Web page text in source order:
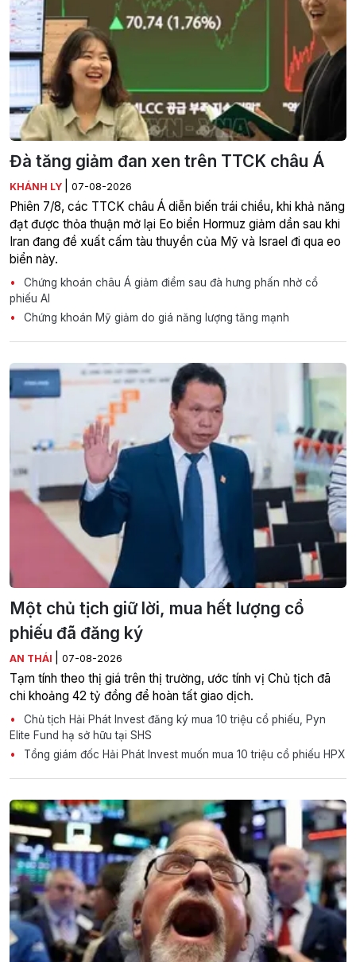
Đà tăng giảm đan xen trên TTCK châu Á
KHÁNH LY 07-08-2026
Phiên 7/8, các TTCK châu Á diễn biến trái chiều, khi khả năng
đạt được thỏa thuận mở lại Eo biển Hormuz giảm dần sau khi
Iran đang đề xuất cấm tàu thuyền của Mỹ và Israel đi qua eo
biển này.
Chứng khoán châu Á giảm điểm sau đà hưng phấn nhờ cổ
phiếu AI
Chứng khoán Mỹ giảm do giá năng lượng tăng mạnh
Một chủ tịch giữ lời, mua hết lượng cổ
phiếu đã đăng ký
AN THÁI 07-08-2026
Tạm tính theo thị giá trên thị trường, ước tính vị Chủ tịch đã
chi khoảng 42 tỷ đồng để hoàn tất giao dịch.
Chủ tịch Hải Phát Invest đăng ký mua 10 triệu cổ phiếu, Pyn
Elite Fund hạ sở hữu tại SHS
Tổng giám đốc Hải Phát Invest muốn mua 10 triệu cổ phiếu HPX